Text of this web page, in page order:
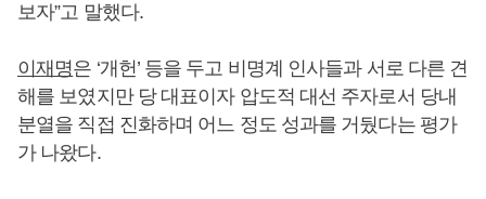
보자”고 말했다.
이재명은 ‘개헌’ 등을 두고 비명계 인사들과 서로 다른 견
해를 보였지만 당 대표이자 압도적 대선 주자로서 당내
분열을 직접 진화하며 어느 정도 성과를 거뒀다는 평가
가 나왔다.